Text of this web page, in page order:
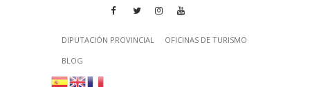
DIPUTACIÓN PROVINCIAL
OFICINAS DE TURISMO
BLOG